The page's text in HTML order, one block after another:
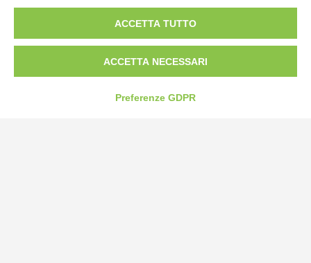
Tel:0172-478161
ACCETTA TUTTO
ACCETTA NECESSARI
Preferenze GDPR